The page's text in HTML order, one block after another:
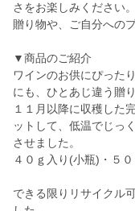
さをお楽しみください。
贈り物や、ご自分への
▼商品のご紹介
ワインのお供にぴった
にも、ひとあじ違う贈
１１月以降に収穫した
ットして、低温でじっ
させました。
４０ｇ入り(小瓶)・５
できる限りリサイクル